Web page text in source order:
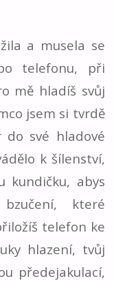
a musela se
telefonu, při
mě hladíš svůj
jsem si tvrdě
do své hladové
k šílenství,
kundičku, abys
které
telefon ke
hlazení, tvůj
předejakulací,